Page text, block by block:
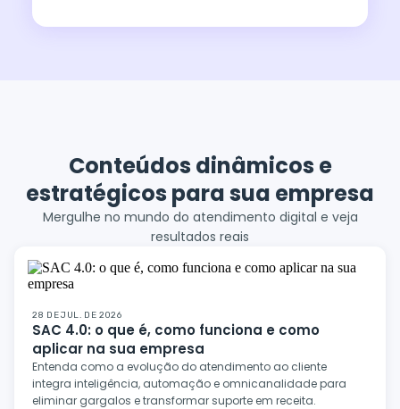
Conteúdos dinâmicos e
estratégicos para sua empresa
Mergulhe no mundo do atendimento digital e veja
resultados reais
28 DE JUL. DE 2026
SAC 4.0: o que é, como funciona e como
aplicar na sua empresa
Entenda como a evolução do atendimento ao cliente
integra inteligência, automação e omnicanalidade para
eliminar gargalos e transformar suporte em receita.